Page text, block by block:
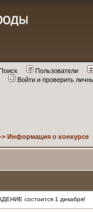
Пользователи
Войти и проверить
-> Информация о конкурсе
состоится 1 декабря!